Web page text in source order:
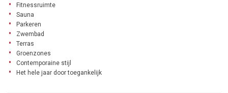
Fitnessruimte
Sauna
Parkeren
Zwembad
Terras
Groenzones
Contemporaine stijl
Het hele jaar door toegankelijk